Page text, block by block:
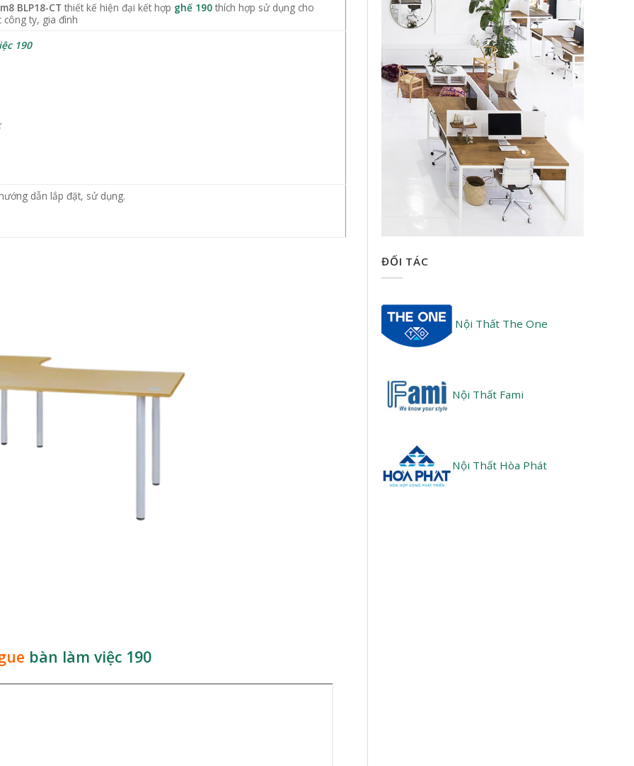
BLP18-CT thiết kế hiện đại kết hợp ghế 190thích hợp sử dụng cho
ty, gia đình
190
dẫn lắp đặt, sử dụng.
bàn làm việc 190
ĐỐI TÁC
Nội Thất The One
Nội Thất Fami
Nội Thất Hòa Phát